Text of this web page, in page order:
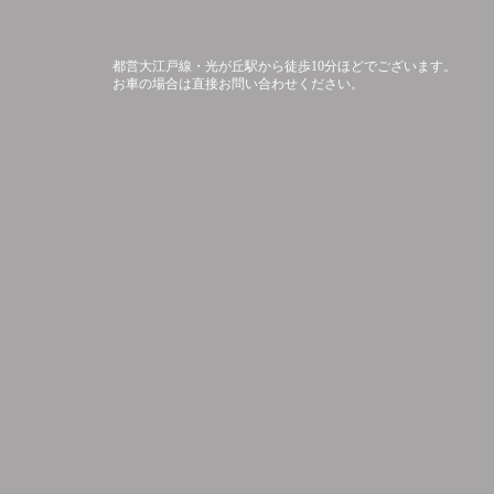
都営大江戸線・光が丘駅から徒歩10分ほどでございます。
お車の場合は直接お問い合わせください。